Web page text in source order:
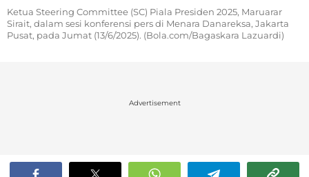
Ketua Steering Committee (SC) Piala Presiden 2025, Maruarar
Sirait, dalam sesi konferensi pers di Menara Danareksa, Jakarta
Pusat, pada Jumat (13/6/2025). (Bola.com/Bagaskara Lazuardi)
Advertisement